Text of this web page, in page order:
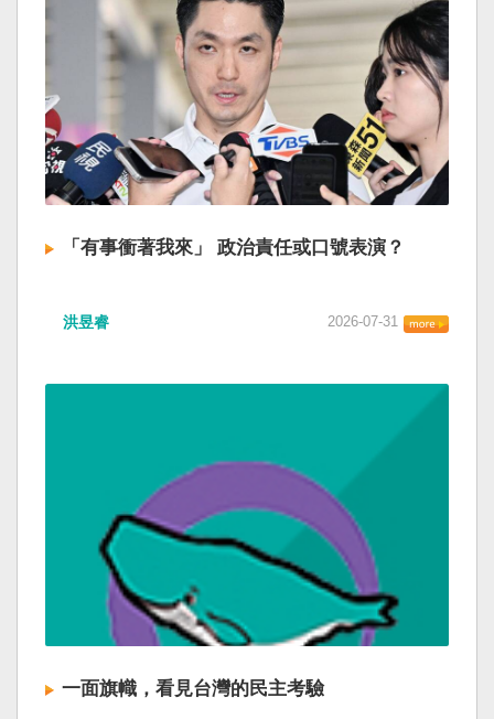
「有事衝著我來」 政治責任或口號表演？
洪昱睿 2026-07-31
一面旗幟，看見台灣的民主考驗